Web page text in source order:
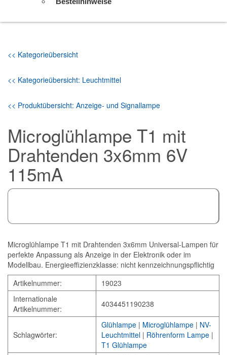
<< Kategorieübersicht
<< Kategorieübersicht: Leuchtmittel
<< Produktübersicht: Anzeige- und Signallampe
Microglühlampe T1 mit
Drahtenden 3x6mm 6V
115mA
Microglühlampe T1 mit Drahtenden 3x6mm Universal-Lampen für
perfekte Anpassung als Anzeige in der Elektronik oder im
Modellbau. Energieeffizienzklasse: nicht kennzeichnungspflichtig
Artikelnummer:
19023
Internationale
Artikelnummer:
4034451190238
Schlagwörter:
Glühlampe | Microglühlampe | NV-
Leuchtmittel | Röhrenform Lampe |
T1 Glühlampe